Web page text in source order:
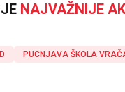
NAJVAŽNIJE
PUCNJAVA ŠKOLA